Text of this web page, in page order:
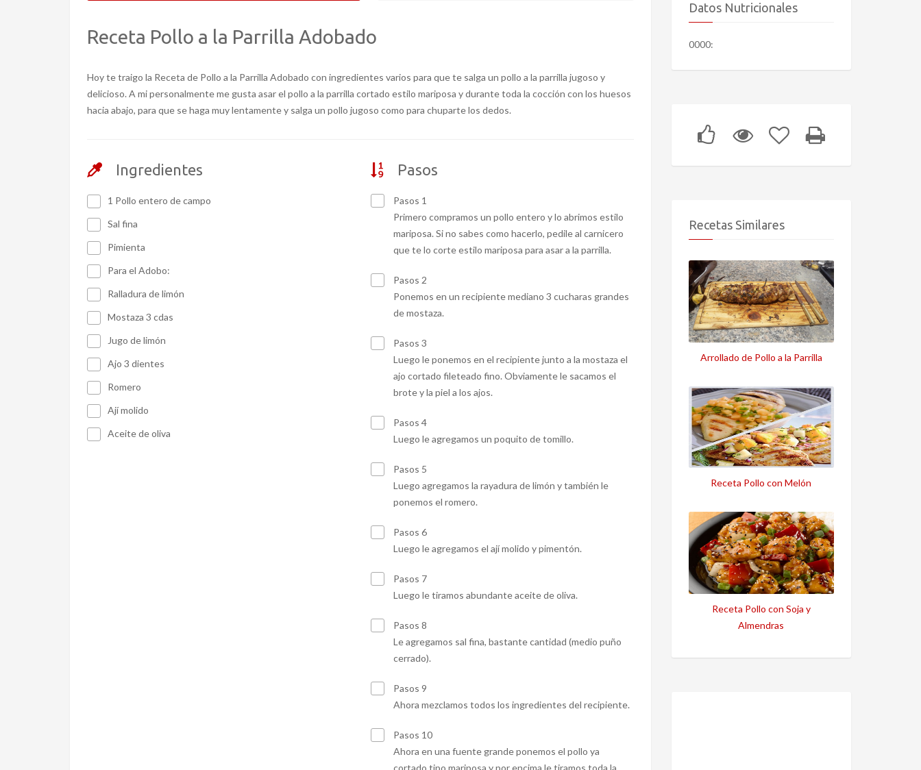
Receta Pollo a la Parrilla Adobado
Hoy te traigo la Receta de Pollo a la Parrilla Adobado con ingredientes varios para que te salga un pollo a la parrilla jugoso y
delicioso. A mi personalmente me gusta asar el pollo a la parrilla cortado estilo mariposa y durante toda la cocción con los huesos
hacia abajo, para que se haga muy lentamente y salga un pollo jugoso como para chuparte los dedos.
Ingredientes
1 Pollo entero de campo
Sal fina
Pimienta
Para el Adobo:
Ralladura de limón
Mostaza 3 cdas
Jugo de limón
Ajo 3 dientes
Romero
Ají molido
Aceite de oliva
Pasos
Pasos 1
Primero compramos un pollo entero y lo abrimos estilo
mariposa. Si no sabes como hacerlo, pedile al carnicero
que te lo corte estilo mariposa para asar a la parrilla.
Pasos 2
Ponemos en un recipiente mediano 3 cucharas grandes
de mostaza.
Pasos 3
Luego le ponemos en el recipiente junto a la mostaza el
ajo cortado fileteado fino. Obviamente le sacamos el
brote y la piel a los ajos.
Pasos 4
Luego le agregamos un poquito de tomillo.
Pasos 5
Luego agregamos la rayadura de limón y también le
ponemos el romero.
Pasos 6
Luego le agregamos el ají molido y pimentón.
Pasos 7
Luego le tiramos abundante aceite de oliva.
Pasos 8
Le agregamos sal fina, bastante cantidad (medio puño
cerrado).
Pasos 9
Ahora mezclamos todos los ingredientes del recipiente.
Pasos 10
Ahora en una fuente grande ponemos el pollo ya
cortado tipo mariposa y por encima le tiramos toda la
Datos Nutricionales
0000:
Recetas Similares
Arrollado de Pollo a la Parrilla
Receta Pollo con Melón
Receta Pollo con Soja y
Almendras